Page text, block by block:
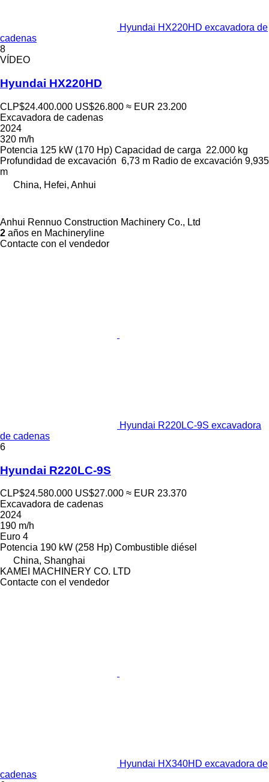
Hyundai HX220HD excavadora de
cadenas
8
VÍDEO
Hyundai HX220HD
CLP$24.400.000 US$26.800 ≈ EUR 23.200
Excavadora de cadenas
2024
320 m/h
Potencia 125 kW (170 Hp) Capacidad de carga 22.000 kg
Profundidad de excavación 6,73 m Radio de excavación 9,935
m
China, Hefei, Anhui
Anhui Rennuo Construction Machinery Co., Ltd
2 años en Machineryline
Contacte con el vendedor
Hyundai R220LC-9S excavadora
de cadenas
6
Hyundai R220LC-9S
CLP$24.580.000 US$27.000 ≈ EUR 23.370
Excavadora de cadenas
2024
190 m/h
Euro 4
Potencia 190 kW (258 Hp) Combustible diésel
China, Shanghai
KAMEI MACHINERY CO. LTD
Contacte con el vendedor
Hyundai HX340HD excavadora de
cadenas